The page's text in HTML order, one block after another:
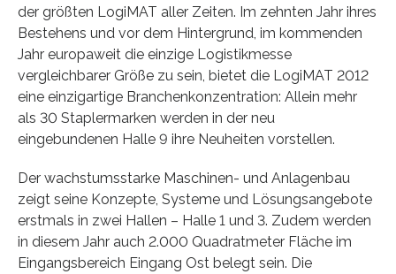
der größten LogiMAT aller Zeiten. Im zehnten Jahr ihres
Bestehens und vor dem Hintergrund, im kommenden
Jahr europaweit die einzige Logistikmesse
vergleichbarer Größe zu sein, bietet die LogiMAT 2012
eine einzigartige Branchenkonzentration: Allein mehr
als 30 Staplermarken werden in der neu
eingebundenen Halle 9 ihre Neuheiten vorstellen.
Der wachstumsstarke Maschinen- und Anlagenbau
zeigt seine Konzepte, Systeme und Lösungsangebote
erstmals in zwei Hallen – Halle 1 und 3. Zudem werden
in diesem Jahr auch 2.000 Quadratmeter Fläche im
Eingangsbereich Eingang Ost belegt sein. Die